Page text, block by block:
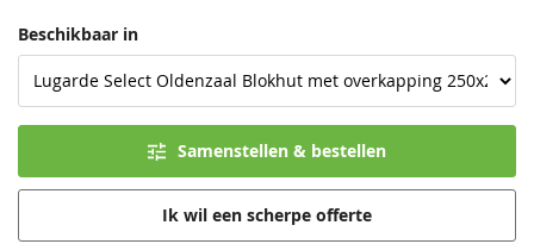
Beschikbaar in
Samenstellen & bestellen
Ik wil een scherpe offerte